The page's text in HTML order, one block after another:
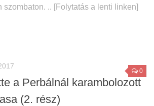
szombaton. .. [Folytatás a lenti linken]
0
a Perbálnál karambolozott
(2. rész)